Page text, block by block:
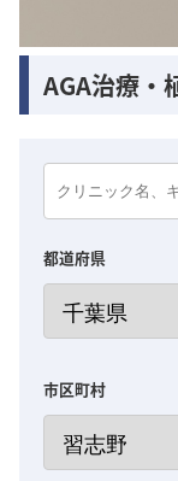
AGA治療・
都道府県
市区町村